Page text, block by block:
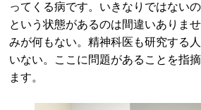
ってくる病です。いきなりではない
という状態があるのは間違いありま
みが何もない。精神科医も研究する
いない。ここに問題があることを指
ます。